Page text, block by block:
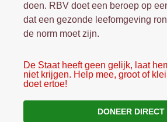
doen. RBV doet een beroep op
dat een gezonde leefomgeving
de norm moet zijn.
De Staat heeft geen gelijk, laat
niet krijgen. Help mee, groot of
doet ertoe!
DONEER DIRECT